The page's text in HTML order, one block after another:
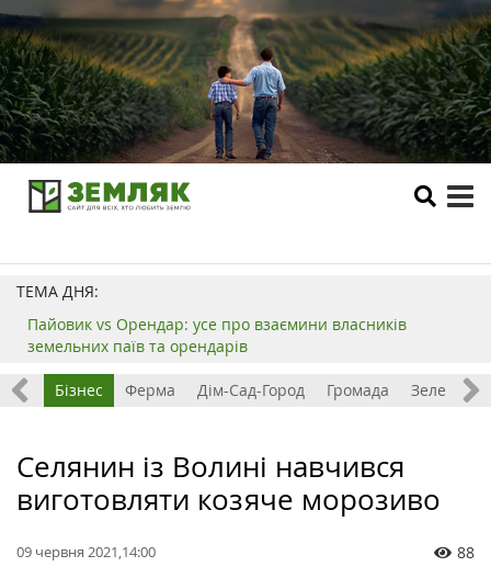
ТЕМА ДНЯ:
Пайовик vs Орендар: усе про взаємини власників
земельних паїв та орендарів
Бізнес Ферма Дім-Сад-Город Громада Зелений
Селянин із Волині навчився
виготовляти козяче морозиво
09 червня 2021,14:00 88